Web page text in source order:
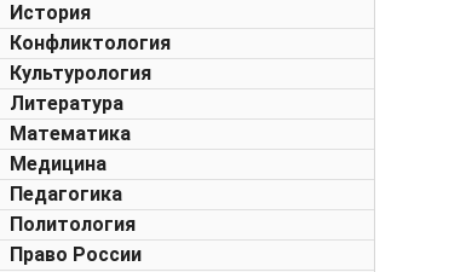
История
Конфликтология
Культурология
Литература
Математика
Медицина
Педагогика
Политология
Право России